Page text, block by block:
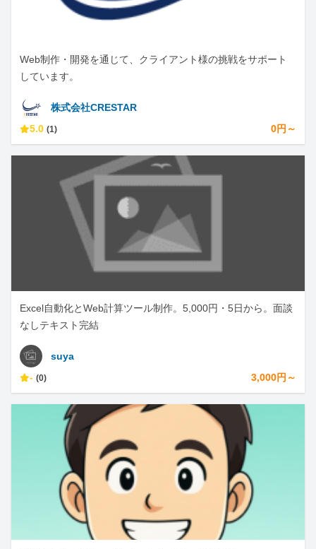
Web制作・開発を通じて、クライアント様の挑戦をサポート
しています。
株式会社CRESTAR
5.0 (1) 0円～
Excel自動化とWeb計算ツール制作。5,000円・5日から。面談
なしテキスト完結
suya
- (0) 3,000円～